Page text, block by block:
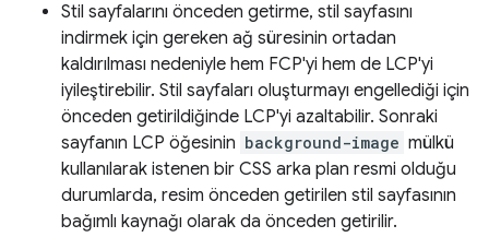
Stil sayfalarını önceden getirme, stil sayfasını
indirmek için gereken ağ süresinin ortadan
kaldırılması nedeniyle hem FCP'yi hem de LCP'yi
iyileştirebilir. Stil sayfaları oluşturmayı engellediği için
önceden getirildiğinde LCP'yi azaltabilir. Sonraki
sayfanın LCP öğesinin background-image mülkü
kullanılarak istenen bir CSS arka plan resmi olduğu
durumlarda, resim önceden getirilen stil sayfasının
bağımlı kaynağı olarak da önceden getirilir.